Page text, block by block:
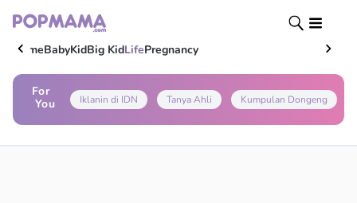
HomeBabyKidBig KidLifePregnancy
For
You
Iklanin di IDN Tanya Ahli Kumpulan Dongeng